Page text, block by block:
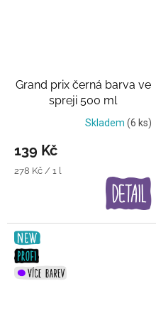
Grand prix černá barva ve
spreji 500 ml
Matná/saténová/lesklá
Skladem (6 ks)
139 Kč
Měrná
278 Kč / 1 l